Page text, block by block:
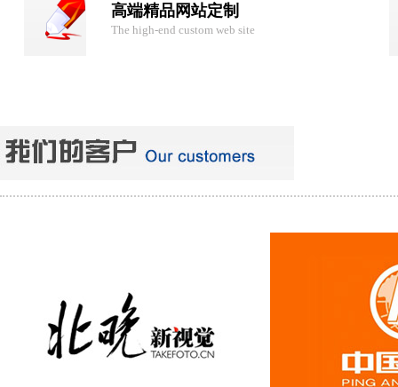
高端精品网站定制
The high-end custom web site